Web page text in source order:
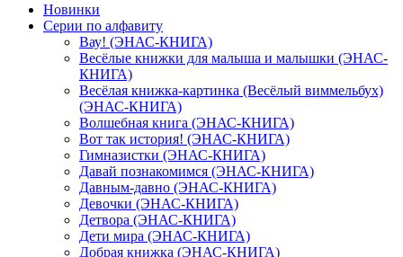
Новинки
Серии по алфавиту
Вау! (ЭНАС-КНИГА)
Весёлые книжки для малыша и малышки (ЭНАС-
КНИГА)
Весёлая книжка-картинка (Весёлый виммельбух)
(ЭНАС-КНИГА)
Волшебная книга (ЭНАС-КНИГА)
Вот так история! (ЭНАС-КНИГА)
Гимназистки (ЭНАС-КНИГА)
Давай познакомимся (ЭНАС-КНИГА)
Давным-давно (ЭНАС-КНИГА)
Девочки (ЭНАС-КНИГА)
Детвора (ЭНАС-КНИГА)
Дети мира (ЭНАС-КНИГА)
Добрая книжка (ЭНАС-КНИГА)